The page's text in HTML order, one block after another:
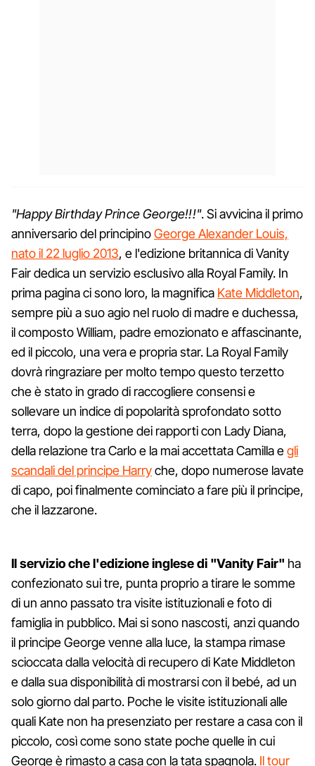
"Happy Birthday Prince George!!!". Si avvicina il primo
anniversario del principinoGeorge Alexander Louis,
nato il 22 luglio 2013, e l'edizione britannica di Vanity
Fair dedica un servizio esclusivo alla Royal Family. In
prima pagina ci sono loro, la magnifica Kate Middleton,
sempre più a suo agio nel ruolo di madre e duchessa,
il composto William, padre emozionato e affascinante,
ed il piccolo, una vera e propria star. La Royal Family
dovrà ringraziare per molto tempo questo terzetto
che è stato in grado di raccogliere consensi e
sollevare un indice di popolarità sprofondato sotto
terra, dopo la gestione dei rapporti con Lady Diana,
della relazione tra Carlo e la mai accettata Camilla egli
scandali del principe Harryche, dopo numerose lavate
di capo, poi finalmente cominciato a fare più il principe,
che il lazzarone.
Il servizio che l'edizione inglese di "Vanity Fair" ha
confezionato sui tre, punta proprio a tirare le somme
di un anno passato tra visite istituzionali e foto di
famiglia in pubblico. Mai si sono nascosti, anzi quando
il principe George venne alla luce, la stampa rimase
scioccata dalla velocità di recupero di Kate Middleton
e dalla sua disponibilità di mostrarsi con il bebé, ad un
solo giorno dal parto. Poche le visite istituzionali alle
quali Kate non ha presenziato per restare a casa con il
piccolo, così come sono state poche quelle in cui
George è rimasto a casa con la tata spagnola. Il tour